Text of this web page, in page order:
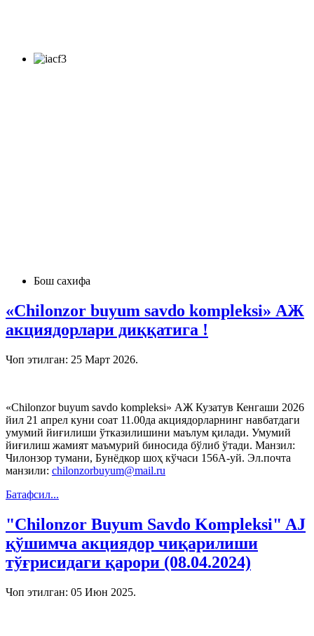
Бош сахифа
«Chilonzor buyum savdo komplеksi» АЖ
акциядорлари диққатига !
Чоп этилган: 25 Март 2026.
«Chilonzor buyum savdo komplеksi» АЖ Кузатув Кенгаши 2026
йил 21 апрел куни соат 11.00да акциядорларнинг навбатдаги
умумий йиғилиши ўтказилишини маълум қилади. Умумий
йиғилиш жамият маъмурий биносида бўлиб ўтади. Манзил:
Чилонзор тумани, Бунёдкор шоҳ кўчаси 156А-уй. Эл.почта
манзили: chilonzorbuyum@mail.ru
Батафсил...
"Chilonzor Buyum Savdo Kompleksi" AJ
қўшимча акциядор чиқарилиши
тўғрисидаги қарори (08.04.2024)
Чоп этилган: 05 Июн 2025.